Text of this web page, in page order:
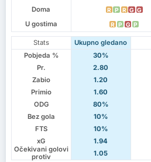
Doma R P R G G
U gostima R P G P
Stats Ukupno gledano
Pobjeda %
30%
Pr.
2.80
Zabio
1.20
Primio
1.60
ODG
80%
Bez gola
10%
FTS
10%
xG
1.94
Očekivani golovi
protiv
1.05